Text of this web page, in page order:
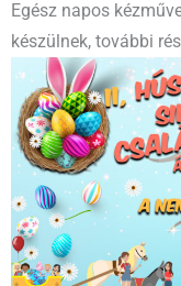
Egész napos
készülnek, további